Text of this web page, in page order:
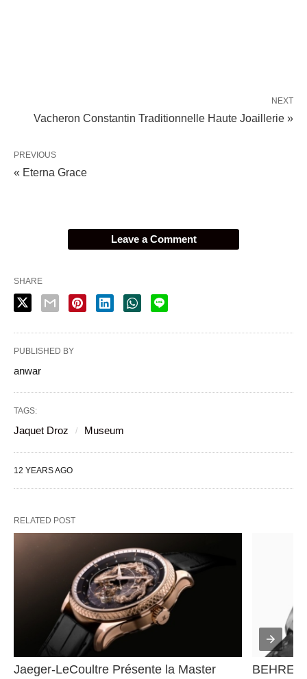
NEXT
Vacheron Constantin Traditionnelle Haute Joaillerie »
PREVIOUS
« Eterna Grace
Leave a Comment
SHARE
PUBLISHED BY
anwar
TAGS:
Jaquet Droz Museum
12 YEARS AGO
RELATED POST
Jaeger-LeCoultre Présente la Master